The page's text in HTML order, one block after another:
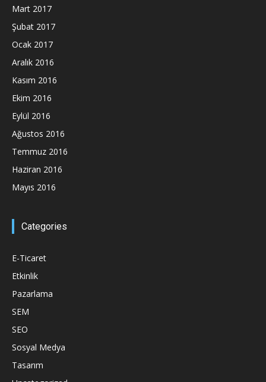
Mart 2017
Şubat 2017
Ocak 2017
Aralık 2016
Kasım 2016
Ekim 2016
Eylül 2016
Ağustos 2016
Temmuz 2016
Haziran 2016
Mayıs 2016
Categories
E-Ticaret
Etkinlik
Pazarlama
SEM
SEO
Sosyal Medya
Tasarım